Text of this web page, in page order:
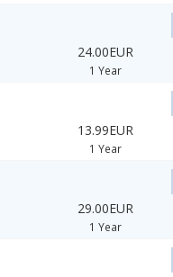
24.00EUR
1 Year
13.99EUR
1 Year
29.00EUR
1 Year